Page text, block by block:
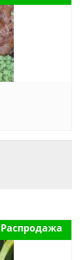
Распродажа